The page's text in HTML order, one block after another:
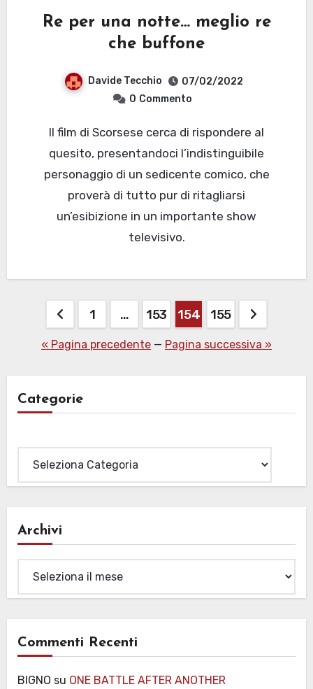
Re per una notte… meglio re
che buffone
Davide Tecchio
07/02/2022
0 Commento
Il film di Scorsese cerca di rispondere al
quesito, presentandoci l’indistinguibile
personaggio di un sedicente comico, che
proverà di tutto pur di ritagliarsi
un’esibizione in un importante show
televisivo.
Paginazione
degli
1 … 153 154 155
« Pagina precedente — Pagina successiva »
Categorie
Archivi
Commenti Recenti
BIGNO su ONE BATTLE AFTER ANOTHER